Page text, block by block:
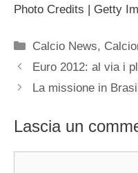
Photo Credits | Getty
Categorie
Calcio News,
Euro 2012: al via i
La missione in
Lascia un